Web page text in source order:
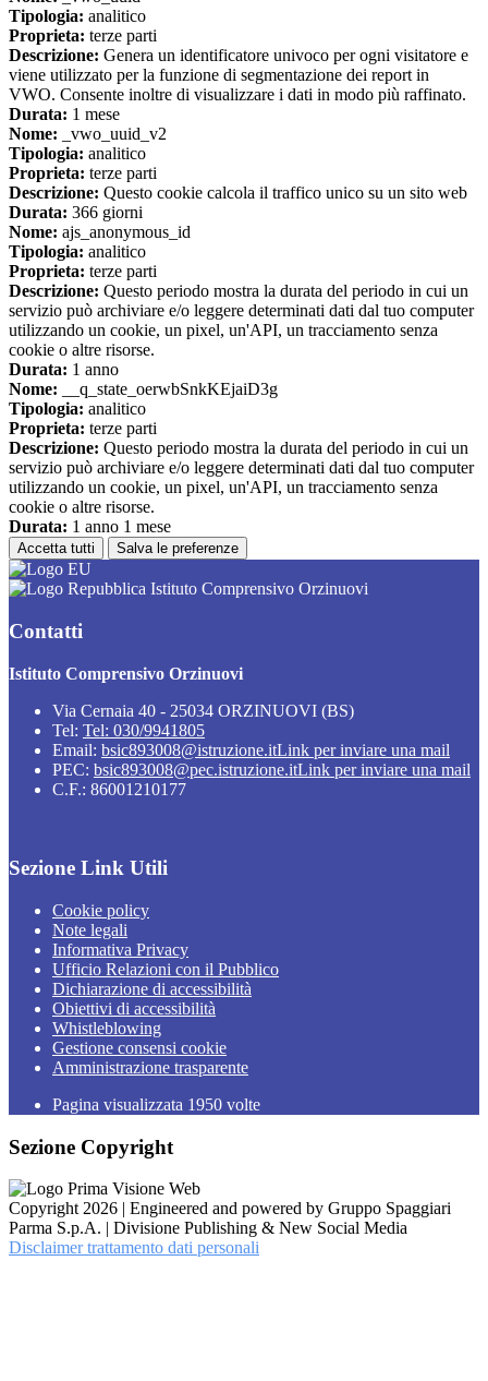
Tipologia: analitico
Proprieta: terze parti
Descrizione: Genera un identificatore univoco per ogni visitatore e
viene utilizzato per la funzione di segmentazione dei report in
VWO. Consente inoltre di visualizzare i dati in modo più raffinato.
Durata: 1 mese
Nome: _vwo_uuid_v2
Tipologia: analitico
Proprieta: terze parti
Descrizione: Questo cookie calcola il traffico unico su un sito web
Durata: 366 giorni
Nome: ajs_anonymous_id
Tipologia: analitico
Proprieta: terze parti
Descrizione: Questo periodo mostra la durata del periodo in cui un
servizio può archiviare e/o leggere determinati dati dal tuo computer
utilizzando un cookie, un pixel, un'API, un tracciamento senza
cookie o altre risorse.
Durata: 1 anno
Nome: __q_state_oerwbSnkKEjaiD3g
Tipologia: analitico
Proprieta: terze parti
Descrizione: Questo periodo mostra la durata del periodo in cui un
servizio può archiviare e/o leggere determinati dati dal tuo computer
utilizzando un cookie, un pixel, un'API, un tracciamento senza
cookie o altre risorse.
Durata: 1 anno 1 mese
Accetta tutti Salva le preferenze
Istituto Comprensivo Orzinuovi
Contatti
Istituto Comprensivo Orzinuovi
Via Cernaia 40 - 25034 ORZINUOVI (BS)
Tel: Tel: 030/9941805
Email: bsic893008@istruzione.itLink per inviare una mail
PEC: bsic893008@pec.istruzione.itLink per inviare una mail
C.F.: 86001210177
Sezione Link Utili
Cookie policy
Note legali
Informativa Privacy
Ufficio Relazioni con il Pubblico
Dichiarazione di accessibilità
Obiettivi di accessibilità
Whistleblowing
Gestione consensi cookie
Amministrazione trasparente
Pagina visualizzata 1950 volte
Sezione Copyright
Copyright 2026 | Engineered and powered by Gruppo Spaggiari
Parma S.p.A. | Divisione Publishing & New Social Media
Disclaimer trattamento dati personali